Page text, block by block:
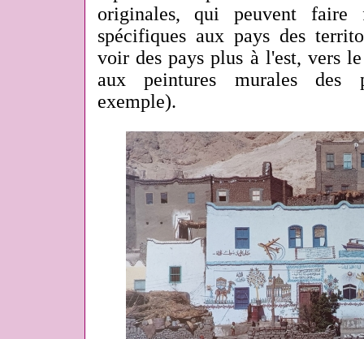
originales, qui peuvent
spécifiques aux pays des
voir des pays plus à l'est, vers
aux peintures murales des
exemple).